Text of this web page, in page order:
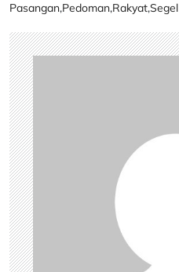
Pasangan,Pedoman,Rakyat,Segel